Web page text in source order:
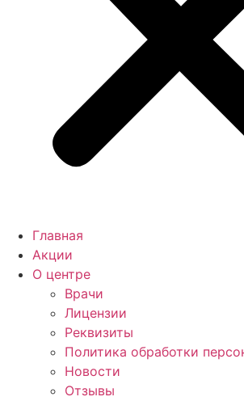
Главная
Акции
О центре
Врачи
Лицензии
Реквизиты
Политика обработки
Новости
Отзывы